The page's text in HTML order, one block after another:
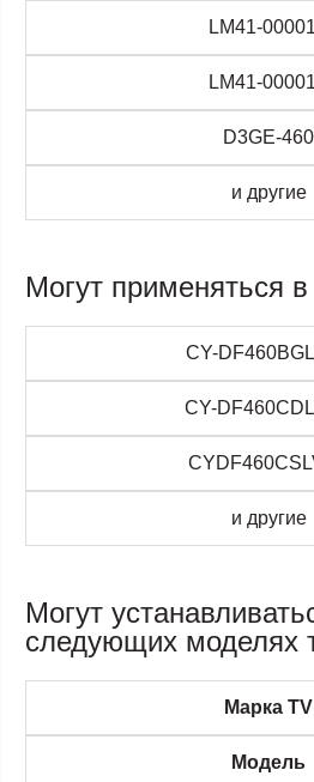
LM41-
LM41-
D3GE-460
и другие
Могут применяться
CY-
CY-
и другие
Могут
следующих моделях
Марка TV
Модель